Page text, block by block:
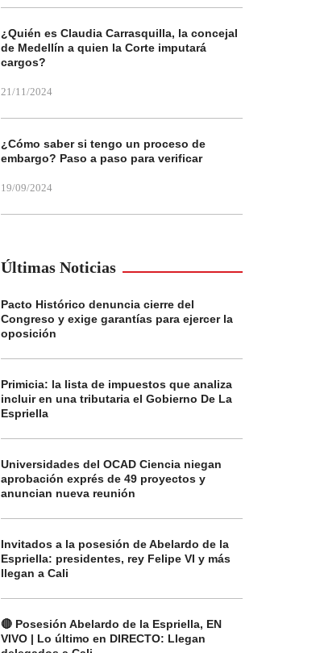
¿Quién es Claudia Carrasquilla, la concejal
de Medellín a quien la Corte imputará
cargos?
21/11/2024
¿Cómo saber si tengo un proceso de
embargo? Paso a paso para verificar
19/09/2024
Últimas Noticias
Pacto Histórico denuncia cierre del
Congreso y exige garantías para ejercer la
oposición
Primicia: la lista de impuestos que analiza
incluir en una tributaria el Gobierno De La
Espriella
Universidades del OCAD Ciencia niegan
aprobación exprés de 49 proyectos y
anuncian nueva reunión
Invitados a la posesión de Abelardo de la
Espriella: presidentes, rey Felipe VI y más
llegan a Cali
🔴 Posesión Abelardo de la Espriella, EN
VIVO | Lo último en DIRECTO: Llegan